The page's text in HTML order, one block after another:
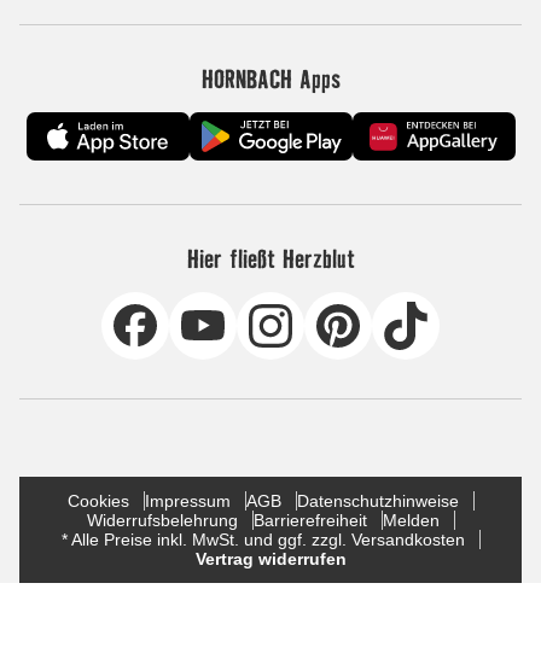
HORNBACH Apps
Hier fließt Herzblut
Cookies Impressum AGB
Datenschutzhinweise
Widerrufsbelehrung
Barrierefreiheit
Melden
* Alle Preise inkl. MwSt. und ggf. zzgl. Versandkosten
Vertrag widerrufen